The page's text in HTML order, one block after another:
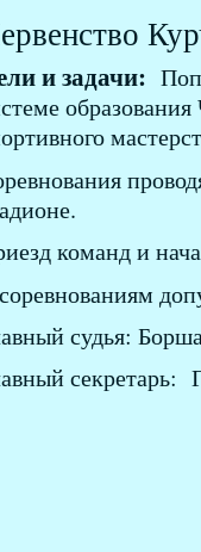
и задачи:
команд и
судья:
секретарь: